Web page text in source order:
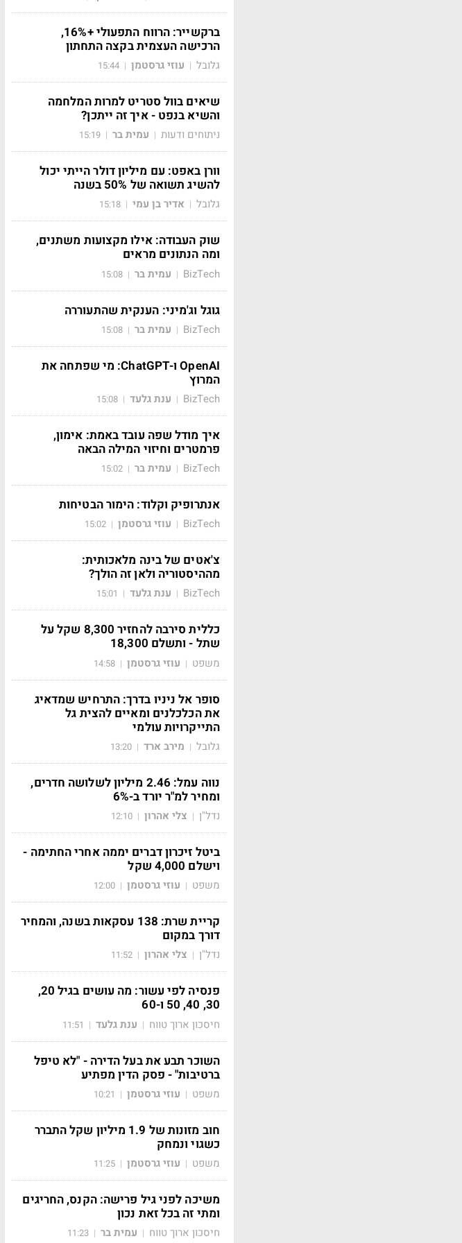
ברקשייר: הרווח התפעולי +16%,
הרכישה העצמית בקצה התחתון
גלובל | עוזי גרסטמן |
15:44
שיאים בוול סטריט למרות המלחמה
והשיא בנפט - איך זה ייתכן?
ניתוחים ודעות | עמית בר |
15:19
וורן באפט: עם מיליון דולר הייתי יכול
להשיג תשואה של 50% בשנה
גלובל | אדיר בן עמי |
15:18
שוק העבודה: אילו מקצועות משתנים,
ומה הנתונים מראים
BizTech
| עמית בר |
15:08
גוגל וג'מיני: הענקית שהתעוררה
BizTech
| עמית בר |
15:08
OpenAI ו-ChatGPT: מי שפתחה את
המרוץ
BizTech
| ענת גלעד |
15:08
איך מודל שפה עובד באמת: אימון,
פרמטרים וחיזוי המילה הבאה
BizTech
| עמית בר |
15:02
אנתרופיק וקלוד: הימור הבטיחות
BizTech
| עוזי גרסטמן |
15:02
צ'אטים של בינה מלאכותית:
מההיסטוריה ולאן זה הולך?
BizTech
| ענת גלעד |
15:01
כללית סירבה להחזיר 8,300 שקל על
שתל - ותשלם 18,300
משפט | עוזי גרסטמן |
14:58
סופר אל ניניו בדרך: התרחיש שמדאיג
את הכלכלנים ומאיים להצית גל
התייקרויות עולמי
גלובל | מירב ארד |
13:20
נווה עמל: 2.46 מיליון לשלושה חדרים,
ומחיר למ"ר יורד ב-6%
נדל"ן | צלי אהרון |
12:10
ביטל זיכרון דברים יממה אחרי החתימה -
וישלם 4,000 שקל
משפט | עוזי גרסטמן |
12:00
קריית שרת: 138 עסקאות בשנה, והמחיר
דורך במקום
נדל"ן | צלי אהרון |
11:52
פנסיה לפי עשור: מה עושים בגיל 20,
30, 40, 50 ו-60
חיסכון ארוך טווח | ענת גלעד |
11:51
השוכר תבע את בעל הדירה - "לא טיפל
ברטיבות" - פסק הדין מפתיע
משפט | עוזי גרסטמן |
10:21
חוב מזונות של 1.9 מיליון שקל התברר
כשגוי ונמחק
משפט | עוזי גרסטמן |
11:25
משיכה לפני גיל פרישה: הקנס, החריגים
ומתי זה בכל זאת נכון
חיסכון ארוך טווח | עמית בר |
11:23